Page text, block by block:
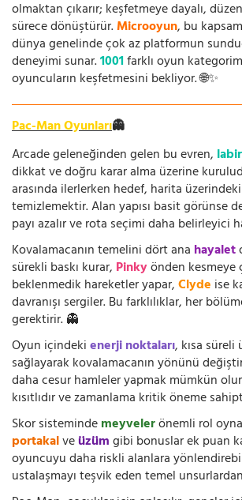
olmaktan çıkarır; keşfetmeye dayalı,
sürece dönüştürür.Microoyun, bu
dünya genelinde çok az platformun
deneyimi sunar.1001farklı oyun
oyuncuların keşfetmesini bekliyor. 🌐✨
Pac-Man Oyunları👻
Arcade geleneğinden gelen bu evren,
dikkat ve doğru karar alma üzerine
arasında ilerlerken hedef, harita
temizlemektir. Alan yapısı basit görünse
payı azalır ve rota seçimi daha belirleyici
Kovalamacanın temelini dört ana hayalet
sürekli baskı kurar, Pinkyönden kesmeye
beklenmedik hareketler yapar,Clyde ise
davranışı sergiler. Bu farklılıklar, her
gerektirir. 👻
Oyun içindekienerji noktaları, kısa
sağlayarak kovalamacanın yönünü
daha cesur hamleler yapmak mümkün
kısıtlıdır ve zamanlama kritik öneme
Skor sistemindemeyvelerönemli rol
portakalveüzümgibi bonuslar ek puan
oyuncuyu daha riskli alanlara
ustalaşmayı teşvik eden temel